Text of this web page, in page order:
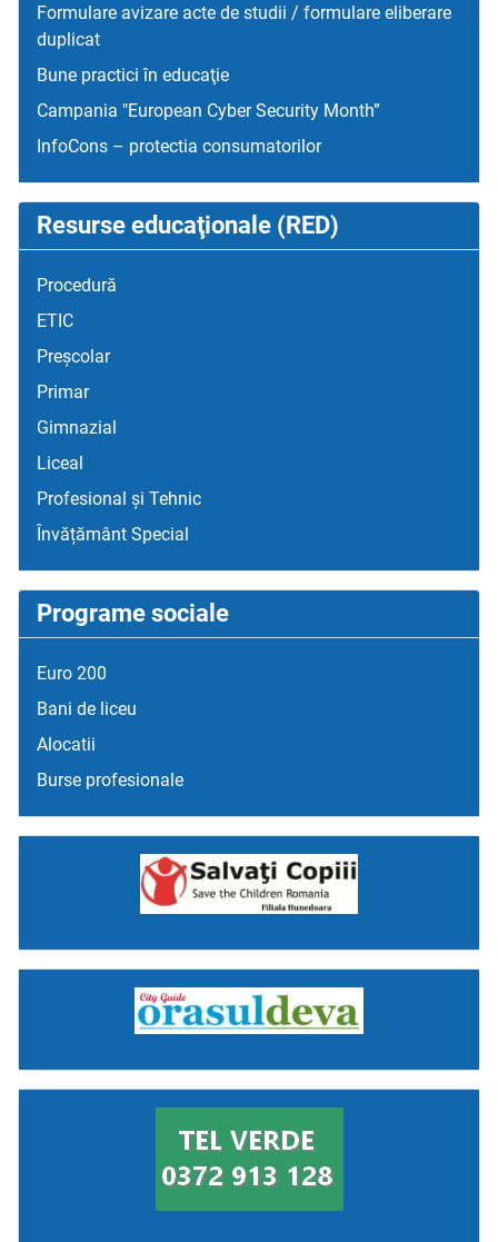
Formulare avizare acte de studii / formulare eliberare
duplicat
Bune practici în educaţie
Campania "European Cyber Security Month”
InfoCons – protectia consumatorilor
Resurse educaţionale (RED)
Procedură
ETIC
Preșcolar
Primar
Gimnazial
Liceal
Profesional și Tehnic
Învățământ Special
Programe sociale
Euro 200
Bani de liceu
Alocatii
Burse profesionale